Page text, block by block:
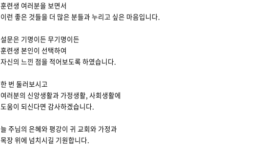
훈련생 여러분을 보면서
이런 좋은 것들을 더 많은 분들과 누리고 싶은 마음입니다.
설문은 기명이든 무기명이든
훈련생 본인이 선택하여
자신의 느낀 점을 적어보도록 하였습니다.
한 번 둘러보시고
여러분의 신앙생활과 가정생활, 사회생활에
도움이 되신다면 감사하겠습니다.
늘 주님의 은혜와 평강이 귀 교회와 가정과
목장 위에 넘치시길 기원합니다.